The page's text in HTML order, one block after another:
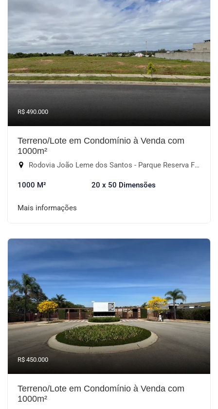
R$ 490.000
Terreno/Lote em Condomínio à Venda com
1000m²
Rodovia João Leme dos Santos - Parque Reserva Fazenda Imperial, Sorocaba-SP
1000 M² 20 x 50 Dimensões
Mais informações
R$ 450.000
Terreno/Lote em Condomínio à Venda com
1000m²